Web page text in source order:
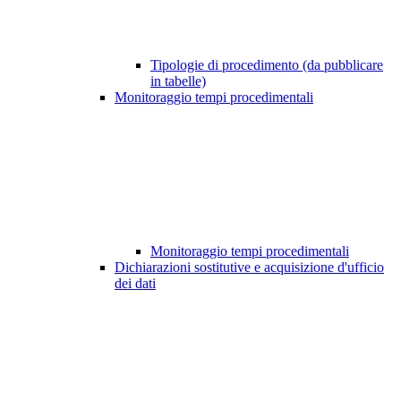
Tipologie di procedimento (da pubblicare
in tabelle)
Monitoraggio tempi procedimentali
Monitoraggio tempi procedimentali
Dichiarazioni sostitutive e acquisizione d'ufficio
dei dati